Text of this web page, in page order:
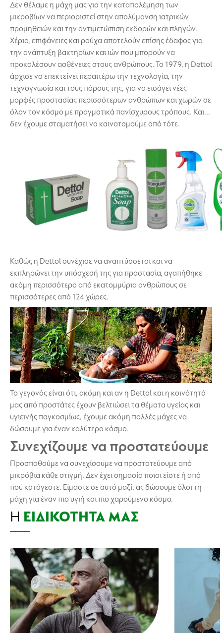
Δεν θέλαμε η μάχη μας για την καταπολέμηση των
μικροβίων να περιοριστεί στην απολύμανση ιατρικών
προμηθειών και την αντιμετώπιση εκδορών και πληγών.
Χέρια, επιφάνειες και ρούχα αποτελούν επίσης έδαφος για
την ανάπτυξη βακτηρίων και ιών που μπορούν να
προκαλέσουν ασθένειες στους ανθρώπους. Το 1979, η Dettol
άρχισε να επεκτείνει περαιτέρω την τεχνολογία, την
τεχνογνωσία και τους πόρους της, για να εισάγει νέες
μορφές προστασίας περισσότερων ανθρώπων και χωρών σε
όλον τον κόσμο με πραγματικά πανίσχυρους τρόπους. Και...
δεν έχουμε σταματήσει να καινοτομούμε από τότε.
Καθώς η Dettol συνέχισε να αναπτύσσεται και να
εκπληρώνει την υπόσχεσή της για προστασία, αγαπήθηκε
ακόμη περισσότερο από εκατομμύρια ανθρώπους σε
περισσότερες από 124 χώρες.
Το γεγονός είναι ότι, ακόμη και αν η Dettol και η κοινότητά
μας από προστάτες έχουν βελτιώσει τα θέματα υγείας και
υγιεινής παγκοσμίως, έχουμε ακόμη πολλές μάχες να
δώσουμε για έναν καλύτερο κόσμο.
Συνεχίζουμε να προστατεύουμε
Προσπαθούμε να συνεχίσουμε να προστατεύουμε από
μικρόβια κάθε στιγμή. Δεν έχει σημασία ποιοι είστε ή από
πού κατάγεστε. Είμαστε σε αυτό μαζί, ας δώσουμε όλοι τη
μάχη για έναν πιο υγιή και πιο χαρούμενο κόσμο.
Η ΕΙΔΙΚΌΤΗΤΆ ΜΑΣ